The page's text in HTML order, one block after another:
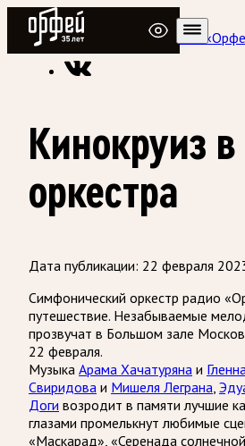
Радио Орфей
Радио классической музыки
Кинокруиз
оркестра
Дата публикации: 22 февраля
Симфонический оркестр радио
путешествие. Незабываемые
прозвучат в Большом зале
22 февраля.
Музыка Арама Хачатуряна и
Свиридова и Мишеля Леграна
Доги возродит в памяти лучшие
глазами промелькнут любимые
«Маскарад», «Серенада